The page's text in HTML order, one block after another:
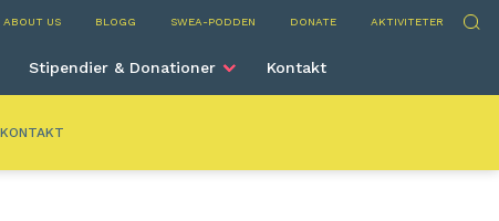
ABOUT US BLOGG SWEA-PODDEN DONATE AKTIVITETER Sök
Stipendier & Donationer Kontakt
KONTAKT